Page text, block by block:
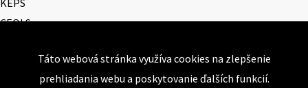
CEQLS
Cena Ernesta Valka
Študentská esej
Táto webová stránka využíva cookies na zlepšenie
prehliadania webu a poskytovanie ďalších funkcií.